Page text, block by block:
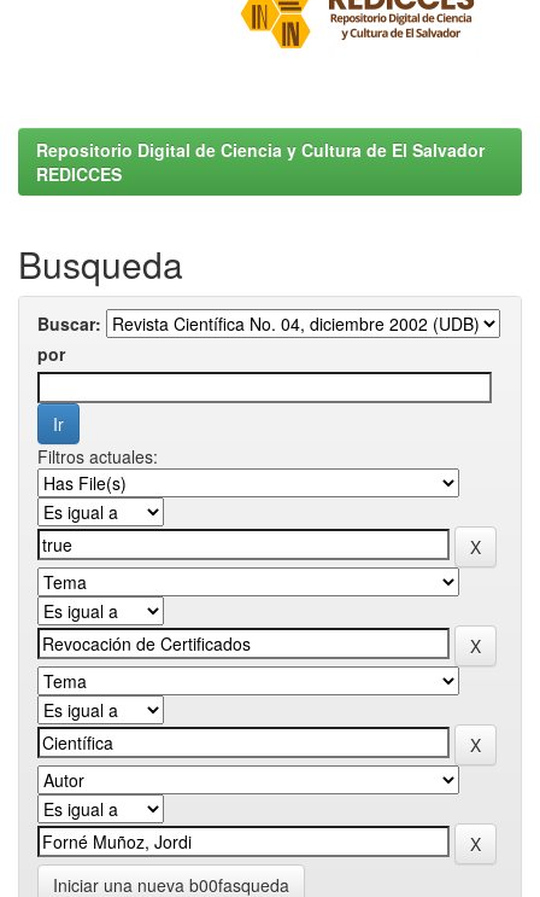
Repositorio Digital de Ciencia y Cultura de El Salvador
REDICCES
Busqueda
Buscar:
por
Filtros actuales:
Iniciar una nueva b00fasqueda